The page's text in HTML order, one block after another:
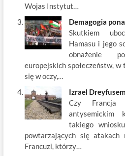
Wojas Instytut…
Demagogia
Skutkiem
Hamasu i jego
obnażenie
europejskich społeczeństw, w
się w oczy,…
Izrael
Czy Francja
antysemickim
takiego
powtarzających się
Francuzi, którzy…